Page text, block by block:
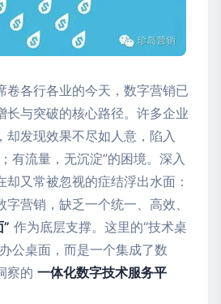
卷各行各业的今天，数字营销已
长与突破的核心路径。许多企业
却发现效果不尽如人意，陷入
有流量，无沉淀”的困境。深入
又常被忽视的症结浮出水面：
营销，缺乏一个统一、高效、
作为底层支撑。这里的“技术桌
公桌面，而是一个集成了数
察的 一体化数字技术服务平